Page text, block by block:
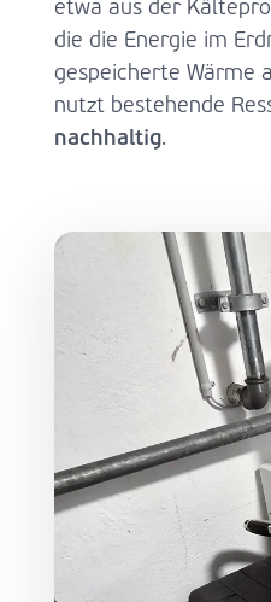
etwa aus der
die die Energie im
gespeicherte Wärme
nutzt bestehende
nachhaltig.